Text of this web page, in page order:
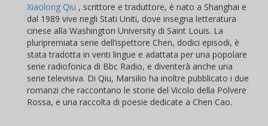
Xiaolong Qiu , scrittore e traduttore, è nato a Shanghai e
dal 1989 vive negli Stati Uniti, dove insegna letteratura
cinese alla Washington University di Saint Louis. La
pluripremiata serie dell’ispettore Chen, dodici episodi, è
stata tradotta in venti lingue e adattata per una popolare
serie radiofonica di Bbc Radio, e diventerà anche una
serie televisiva. Di Qiu, Marsilio ha inoltre pubblicato i due
romanzi che raccontano le storie del Vicolo della Polvere
Rossa, e una raccolta di poesie dedicate a Chen Cao.